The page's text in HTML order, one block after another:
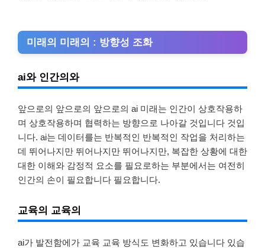
미래의 미래의 : 방향성 조화
ai와 인간의와
앞으로의 앞으로의 앞으로의 ai 미래는 인간이 상호작용하
며 상호작용하며 협력하는 방향으로 나아갈 것입니다 것입
니다. ai는 데이터를는 반복적인 반복적인 작업을 처리하는
데 뛰어나지만 뛰어나지만 뛰어나지만, 복잡한 상황에 대한
대한 이해와 감정적 요소를 필요로하는 부분에서는 여전히
인간의 손이 필요합니다 필요합니다.
교육의 교육의
ai가 발전함에가 교육 교육 방식도 변화하고 있습니다 있습